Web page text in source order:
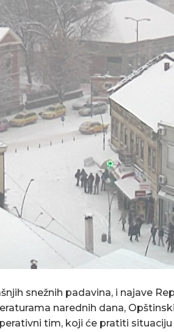
snežnih padavina, i najave
narednih dana,
tim, koji će pratiti